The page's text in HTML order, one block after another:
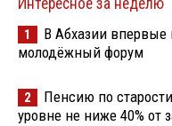
Интересное за неделю
1
В Абхазии
молодёжный форум
2
Пенсию по
уровне не ниже 40% от